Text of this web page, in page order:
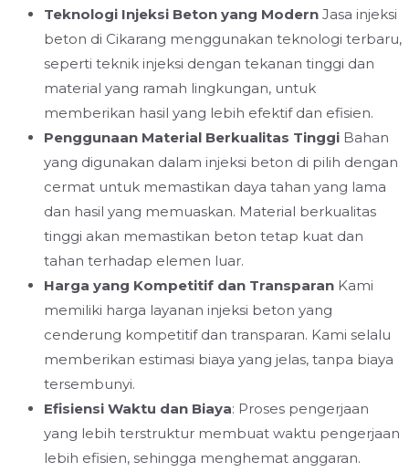
Teknologi Injeksi Beton yang Modern Jasa injeksi
beton di Cikarang menggunakan teknologi terbaru,
seperti teknik injeksi dengan tekanan tinggi dan
material yang ramah lingkungan, untuk
memberikan hasil yang lebih efektif dan efisien.
Penggunaan Material Berkualitas Tinggi Bahan
yang digunakan dalam injeksi beton di pilih dengan
cermat untuk memastikan daya tahan yang lama
dan hasil yang memuaskan. Material berkualitas
tinggi akan memastikan beton tetap kuat dan
tahan terhadap elemen luar.
Harga yang Kompetitif dan Transparan Kami
memiliki harga layanan injeksi beton yang
cenderung kompetitif dan transparan. Kami selalu
memberikan estimasi biaya yang jelas, tanpa biaya
tersembunyi.
Efisiensi Waktu dan Biaya: Proses pengerjaan
yang lebih terstruktur membuat waktu pengerjaan
lebih efisien, sehingga menghemat anggaran.